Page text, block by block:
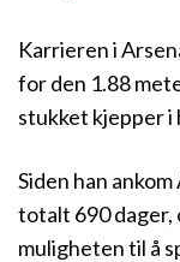
Karrieren i
for den 1.88
stukket kjepper i
Siden han
totalt 690 dager,
muligheten til å